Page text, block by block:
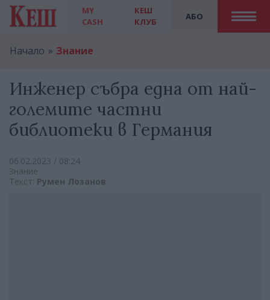
MY
CASH
АБО
КЕШ
КЛУБ
Начало Знание
Инженер събра една от най-
големите частни
библиотеки в Германия
06.02.2023 / 08:24
Знание
Текст: Румен Лозанов